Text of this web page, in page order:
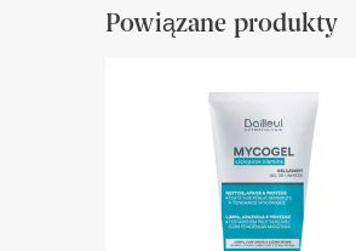
Zasoby
zalecamy zapoznanie
bezpieczeństwa, prosimy
Powiązane produkty